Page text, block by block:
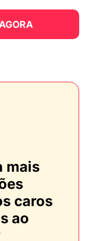
mais
caros
ao